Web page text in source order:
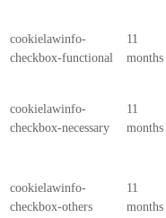
cookielawinfo-
checkbox-functional
11
months
cookielawinfo-
checkbox-necessary
11
months
cookielawinfo-
checkbox-others
11
months